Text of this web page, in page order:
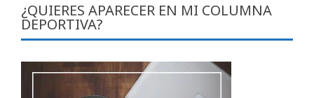
¿QUIERES APARECER EN MI COLUMNA
DEPORTIVA?